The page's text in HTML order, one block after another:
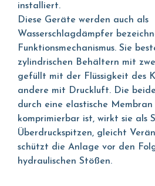
installiert.
Diese Geräte werden auch als
Wasserschlagdämpfer
Funktionsmechanismus. Sie
zylindrischen Behältern mit
gefüllt mit der Flüssigkeit des
andere mit Druckluft. Die
durch eine elastische
komprimierbar ist, wirkt sie als
Überdruckspitzen, gleicht
schützt die Anlage vor den
hydraulischen Stößen.